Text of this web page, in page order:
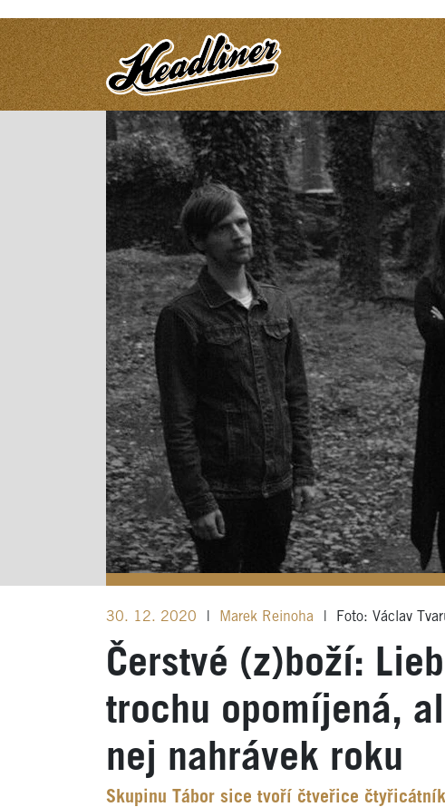
30. 12. 2020 Marek Reinoha Foto: Václav
Čerstvé (z)boží:
trochu opomíjená,
nej nahrávek roku
Skupinu Tábor sice tvoří čtveřice